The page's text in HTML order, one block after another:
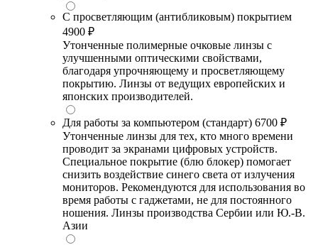
С просветляющим (антибликовым) покрытием
4900 ₽
Утонченные полимерные очковые линзы с
улучшенными оптическими свойствами,
благодаря упрочняющему и просветляющему
покрытию. Линзы от ведущих европейских и
японских производителей.
Для работы за компьютером (стандарт) 6700 ₽
Утонченные линзы для тех, кто много времени
проводит за экранами цифровых устройств.
Специальное покрытие (блю блокер) помогает
снизить воздействие синего света от излучения
мониторов. Рекомендуются для использования во
время работы с гаджетами, не для постоянного
ношения. Линзы производства Сербии или Ю.-В.
Азии